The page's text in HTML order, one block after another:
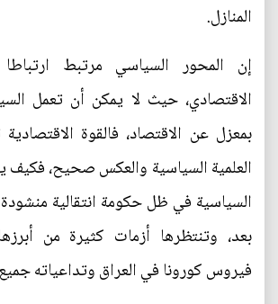
المنازل.
إن المحور السياسي مرتبط ارتباطا
الاقتصادي، حيث لا يمكن أن تعمل
بمعزل عن الاقتصاد، فالقوة
العلمية السياسية والعكس صحيح، فكيف
السياسية في ظل حكومة انتقالية
بعد، وتنتظرها أزمات كثيرة من
فيروس كورونا في العراق وتداعياته